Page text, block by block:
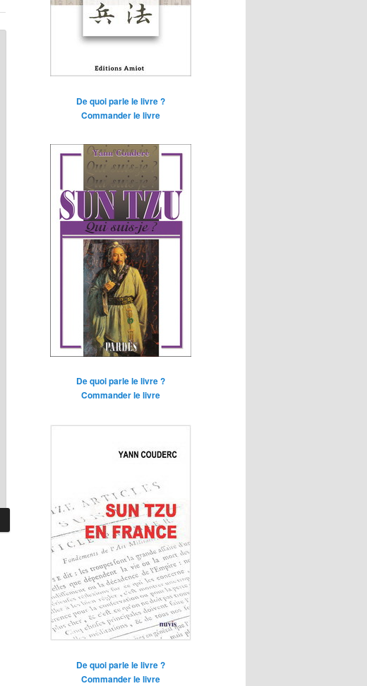
De quoi parle le livre ?
Commander le livre
De quoi parle le livre ?
Commander le livre
De quoi parle le livre ?
Commander le livre